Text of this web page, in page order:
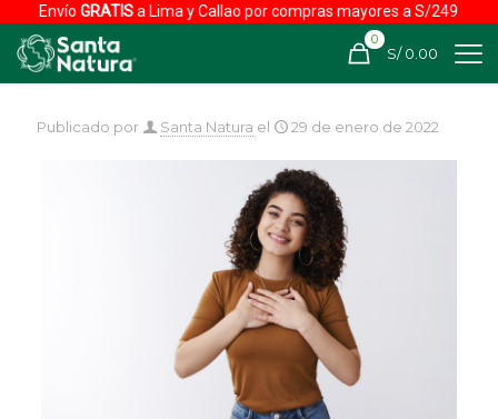
GRATISa Lima y Callao por compras mayores a S/249
0
S/ 0.00
Publicado por Santa Natura el 29 de enero de 2022